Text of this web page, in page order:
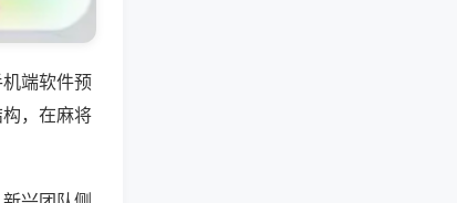
端软件预
，在麻将